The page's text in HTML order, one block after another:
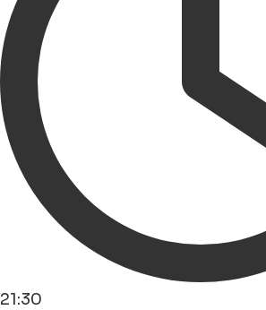
21:30